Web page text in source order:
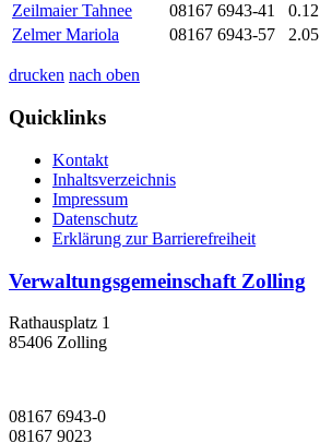
Zeilmaier Tahnee
08167 6943-41 0.12
Zelmer Mariola
08167 6943-57 2.05
drucken nach oben
Quicklinks
Kontakt
Inhaltsverzeichnis
Impressum
Datenschutz
Erklärung zur Barrierefreiheit
Verwaltungsgemeinschaft Zolling
Rathausplatz 1
85406 Zolling
08167 6943-0
08167 9023